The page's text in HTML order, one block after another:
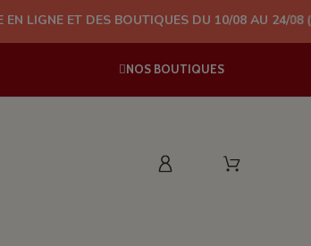
ET DES BOUTIQUES DU 10/08 AU 24/08 (PLUS
NOS BOUTIQUES